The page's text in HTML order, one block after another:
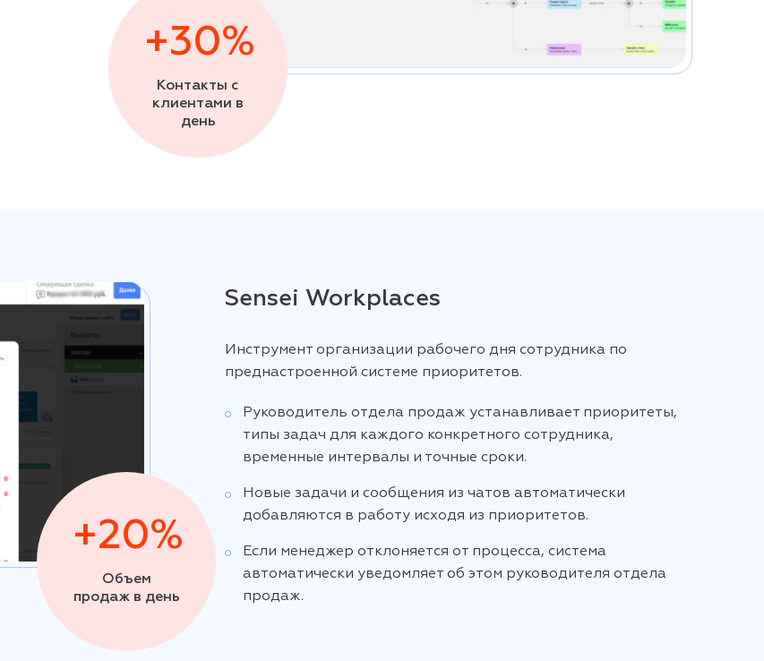
+30%
Контакты с
клиентами в
день
+20%
Объем
продаж в день
Sensei Workplaces
Инструмент организации рабочего дня сотрудника по
преднастроенной системе приоритетов.
Руководитель отдела продаж устанавливает приоритеты,
типы задач для каждого конкретного сотрудника,
временные интервалы и точные сроки.
Новые задачи и сообщения из чатов автоматически
добавляются в работу исходя из приоритетов.
Если менеджер отклоняется от процесса, система
автоматически уведомляет об этом руководителя отдела
продаж.